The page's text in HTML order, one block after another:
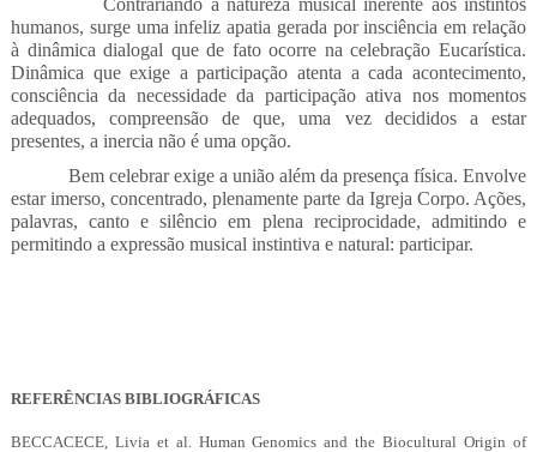
humanos, surge uma infeliz apatia gerada por insciência em relação
à dinâmica dialogal que de fato ocorre na celebração Eucarística.
Dinâmica que exige a participação atenta a cada acontecimento,
consciência da necessidade da participação ativa nos momentos
adequados, compreensão de que, uma vez decididos a estar
presentes, a inercia não é uma opção.
Bem celebrar exige a união além da presença física. Envolve
estar imerso, concentrado, plenamente parte da Igreja Corpo. Ações,
palavras, canto e silêncio em plena reciprocidade, admitindo e
permitindo a expressão musical instintiva e natural: participar.
REFERÊNCIAS BIBLIOGRÁFICAS
BECCACECE, Livia et al. Human Genomics and the Biocultural Origin of